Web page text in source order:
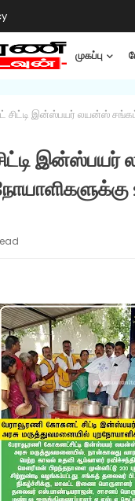
முகப்பு
இன்ஸ்பயர் லயன்ஸ் சங்கம்
இன்ஸ்பயர்